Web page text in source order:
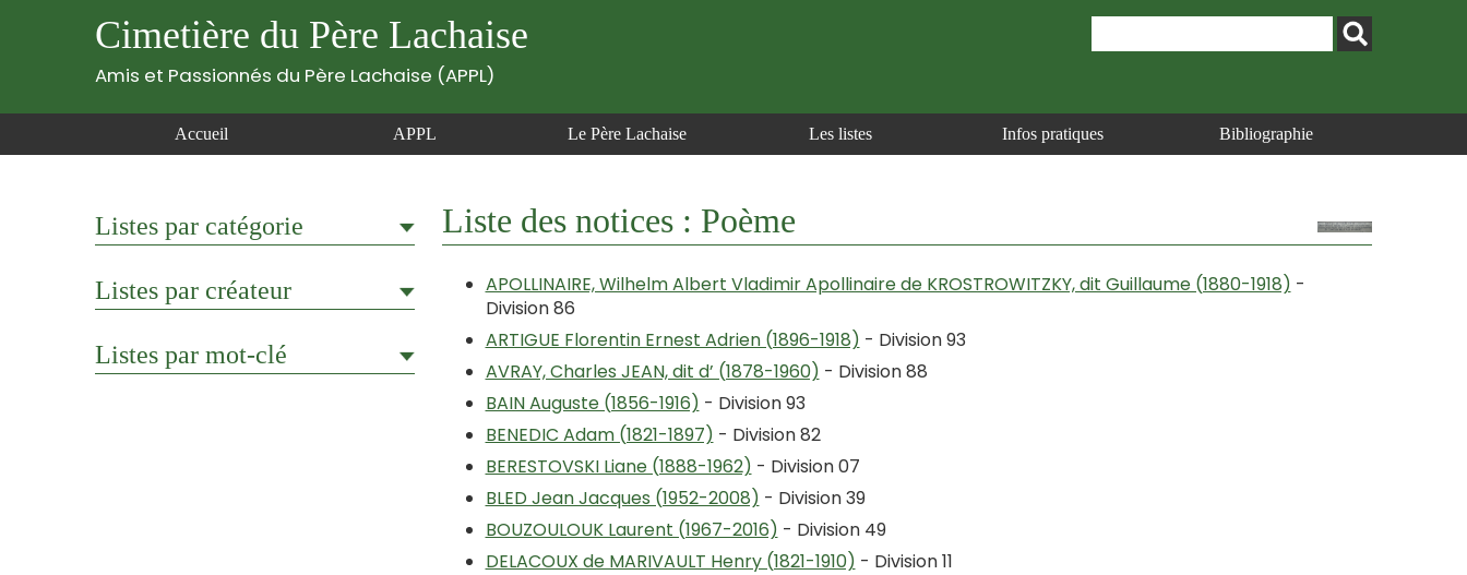
Cimetière du Père Lachaise
Amis et Passionnés du Père Lachaise (APPL)
Accueil APPL Le Père Lachaise Les listes Infos pratiques Bibliographie
Listes par catégorie
Listes par créateur
Listes par mot-clé
Liste des notices : Poème
APOLLINAIRE, Wilhelm Albert Vladimir Apollinaire de KROSTROWITZKY, dit Guillaume (1880-1918) -
Division 86
ARTIGUE Florentin Ernest Adrien (1896-1918) - Division 93
AVRAY, Charles JEAN, dit d’ (1878-1960) - Division 88
BAIN Auguste (1856-1916) - Division 93
BENEDIC Adam (1821-1897) - Division 82
BERESTOVSKI Liane (1888-1962) - Division 07
BLED Jean Jacques (1952-2008) - Division 39
BOUZOULOUK Laurent (1967-2016) - Division 49
DELACOUX de MARIVAULT Henry (1821-1910) - Division 11